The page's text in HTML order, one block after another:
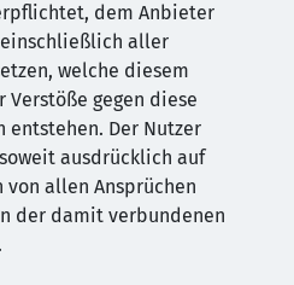
dem Anbieter
aller
welche diesem
gegen diese
entstehen. Der Nutzer
ausdrücklich auf
von allen Ansprüchen
der damit verbundenen